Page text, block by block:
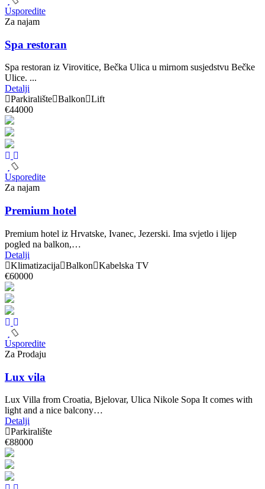
Usporedite
Za najam
Spa restoran
Spa restoran iz Virovitice, Bečka Ulica u mirnom susjedstvu Bečke
Ulice. ...
Detalji
Parkiralište Balkon Lift
€44000
Usporedite
Za najam
Premium hotel
Premium hotel iz Hrvatske, Ivanec, Jezerski. Ima svjetlo i lijep
pogled na balkon,…
Detalji
Klimatizacija
Balkon
Kabelska TV
€60000
Usporedite
Za Prodaju
Lux vila
Lux Villa from Croatia, Bjelovar, Ulica Nikole Sopa It comes with
light and a nice balcony…
Detalji
Parkiralište
€88000